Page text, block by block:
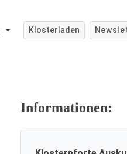
Klosterladen
Informationen: